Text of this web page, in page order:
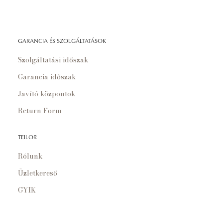
GARANCIA ÉS SZOLGÁLTATÁSOK
Szolgáltatási időszak
Garancia időszak
Javító központok
Return Form
TEILOR
Rólunk
Üzletkereső
GYIK